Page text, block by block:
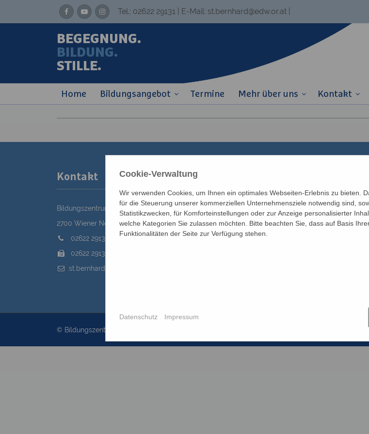
Tel.: 02622 29131 | E-Mail: st.bernhard@edw.or.at
BEGEGNUNG.
BILDUNG.
STILLE.
Home Bildungsangebot Termine Mehr über uns Kontakt
Kontakt
Bildungszentrum St. Bernhard der Erzdiözese Wien
2700 Wiener Neustadt, Domplatz 1
02622 29131
02622 29131-5040
st.bernhard@edw.or.at
Newsletter
Förderverein
Anreise
© Bildungszentrum St.Bernhard 2026
Cookie-Verwaltung
Wir verwenden Cookies, um Ihnen ein optimales Webseiten-Erlebnis zu bieten.
für die Steuerung unserer kommerziellen Unternehmensziele notwendig sind,
Statistikzwecken, für Komforteinstellungen oder zur Anzeige personalisierter
welche Kategorien Sie zulassen möchten. Bitte beachten Sie, dass auf Basis
Funktionalitäten der Seite zur Verfügung stehen.
Datenschutz Impressum